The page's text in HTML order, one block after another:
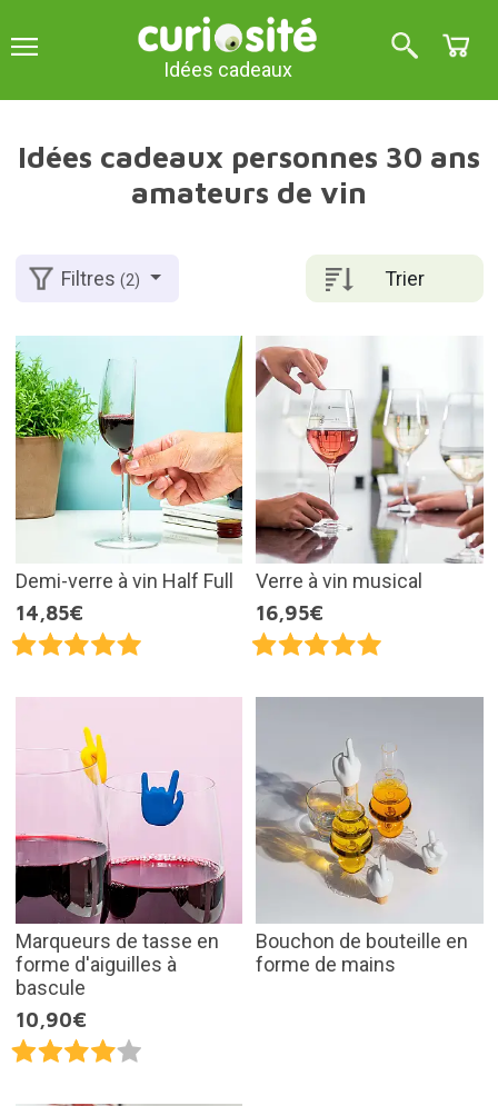
Idées cadeaux
Idées cadeaux personnes 30 ans
amateurs de vin
Trier
Filtres(2)
Demi-verre à vin Half Full
14,85€
Verre à vin musical
16,95€
Marqueurs de tasse en
forme d'aiguilles à
bascule
10,90€
Bouchon de bouteille en
forme de mains